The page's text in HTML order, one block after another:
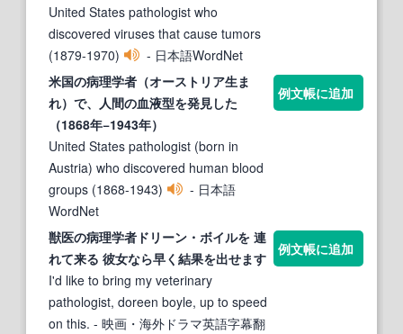
United States pathologist who
discovered viruses that cause tumors
(1879-1970)
- 日本語WordNet
米国の病理学者 （オーストリア生ま
れ）で、人間の血液型を発見した
（1868年−1943年）
United States pathologist (born in
Austria) who discovered human blood
groups (1868-1943)
- 日本語
WordNet
例文帳に追加
獣医の病理学者 ドリーン・ボイルを 連
れて来る 彼女なら早く結果を出せます
I'd like to bring my veterinary
pathologist, doreen boyle, up to speed
on this. - 映画・海外ドラマ英語字幕翻
例文帳に追加